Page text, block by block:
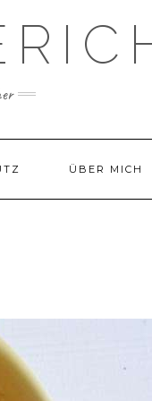
ÜBER MICH